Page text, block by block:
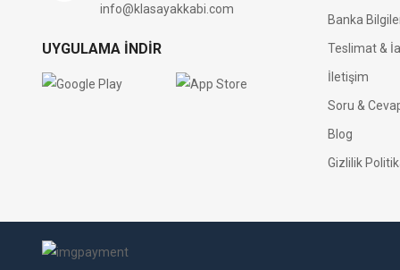
info@klasayakkabi.com
UYGULAMA İNDIR
Banka
Teslimat &
İletişim
Soru &
Blog
Gizlilik